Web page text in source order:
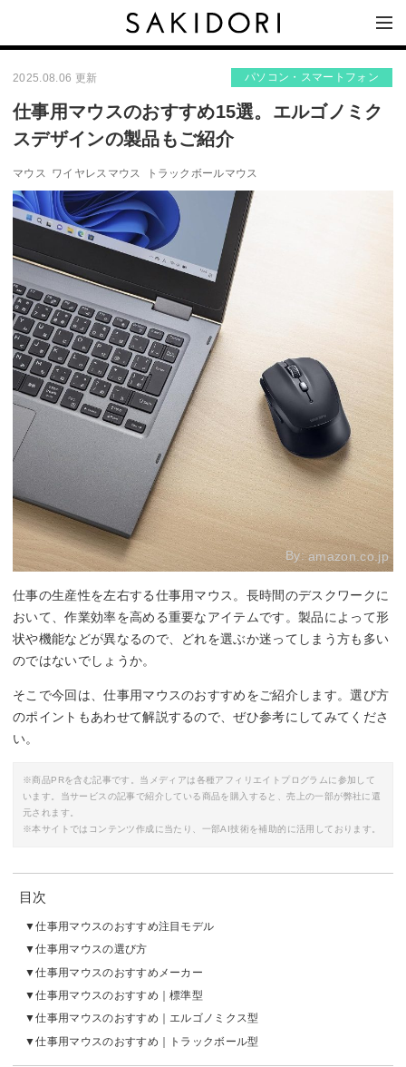
2025.08.06 更新 パソコン・スマートフォン
仕事用マウスのおすすめ15選。エルゴノミク
スデザインの製品もご紹介
マウス ワイヤレスマウス トラックボールマウス
By:amazon.co.jp
仕事の生産性を左右する仕事用マウス。長時間のデスクワークに
おいて、作業効率を高める重要なアイテムです。製品によって形
状や機能などが異なるので、どれを選ぶか迷ってしまう方も多い
のではないでしょうか。
そこで今回は、仕事用マウスのおすすめをご紹介します。選び方
のポイントもあわせて解説するので、ぜひ参考にしてみてくださ
い。
※商品PRを含む記事です。当メディアは各種アフィリエイトプログラムに参加して
います。当サービスの記事で紹介している商品を購入すると、売上の一部が弊社に還
元されます。
※本サイトではコンテンツ作成に当たり、一部AI技術を補助的に活用しております。
目次
仕事用マウスのおすすめ注目モデル
仕事用マウスの選び方
仕事用マウスのおすすめメーカー
仕事用マウスのおすすめ｜標準型
仕事用マウスのおすすめ｜エルゴノミクス型
仕事用マウスのおすすめ｜トラックボール型